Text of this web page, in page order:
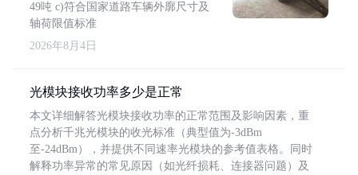
49吨 c)符合国家道路车辆外廓尺寸及
轴荷限值标准
2026年8月4日
光模块接收功率多少是正常
本文详细解答光模块接收功率的正常范围及影响因素，重
点分析千兆光模块的收光标准（典型值为-3dBm
至-24dBm），并提供不同速率光模块的参考值表格。同时
解释功率异常的常见原因（如光纤损耗、连接器问题）及